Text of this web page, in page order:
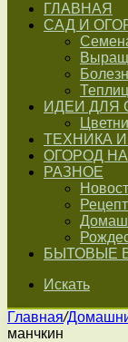
ГЛАВНАЯ
САД И
ИДЕИ ДЛЯ
ТЕХНИКА
ОГОРОД
РАЗНОЕ
БЫТОВЫЕ
Искать
Главная/
манчкин